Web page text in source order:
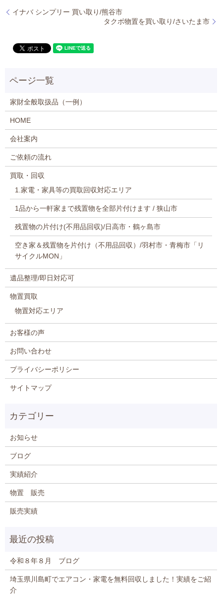
イナバ シンプリー 買い取り/熊谷市
タクボ物置を買い取り/さいたま市
家財全般取扱品（一例）
HOME
会社案内
ご依頼の流れ
買取・回収
1.家電・家具等の買取回収対応エリア
1品から一軒家まで残置物を全部片付けます / 狭山市
残置物の片付け(不用品回収)/日高市・鶴ヶ島市
空き家＆残置物を片付け（不用品回収）/羽村市・青梅市「リ
サイクルMON」
遺品整理/即日対応可
物置買取
物置対応エリア
お客様の声
お問い合わせ
プライバシーポリシー
サイトマップ
お知らせ
ブログ
実績紹介
物置 販売
販売実績
令和８年８月 ブログ
埼玉県川島町でエアコン・家電を無料回収しました！実績をご紹
介